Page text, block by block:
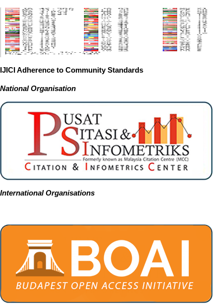
IJICI Adherence to Community Standards
National Organisation
International Organisations